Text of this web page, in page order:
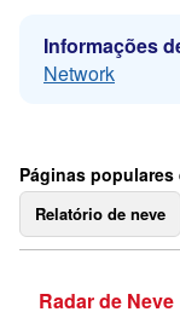
Informações
Network
Páginas populares
Relatório de neve
Radar de Neve